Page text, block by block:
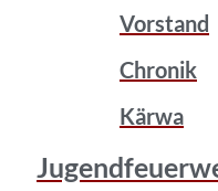
Vorstand
Chronik
Kärwa